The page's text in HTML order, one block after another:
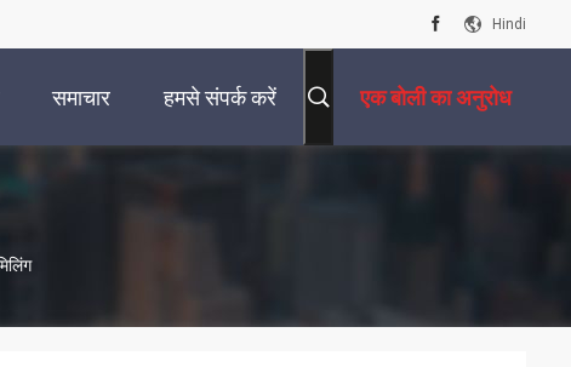
Hindi
समाचार हमसे संपर्क करें एक बोली का अनुरोध